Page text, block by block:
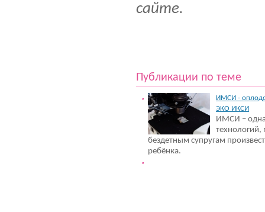
сайте.
Публикации по теме
ИМСИ -
ЭКО ИКСИ
ИМСИ –
бездетным супругам
ребёнка.